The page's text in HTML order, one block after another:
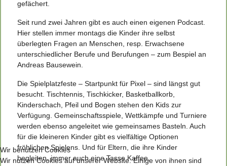
gefächert.
Seit rund zwei Jahren gibt es auch einen eigenen Podcast.
Hier stellen immer montags die Kinder ihre selbst
überlegten Fragen an Menschen, resp. Erwachsene
unterschiedlicher Berufe und Berufungen – zum Bespiel an
Andreas Bausewein.
Die Spielplatzfeste – Startpunkt für Pixel – sind längst gut
besucht. Tischtennis, Tischkicker, Basketballkorb,
Kinderschach, Pfeil und Bogen stehen den Kids zur
Verfügung. Gemeinschaftsspiele, Wettkämpfe und Turniere
werden ebenso angeleitet wie gemeinsames Basteln. Auch
für die kleineren Kinder gibt es vielfältige Optionen
fröhlichen Spielens. Und für Eltern, die ihre Kinder
begleiten, immer auch eine Tasse Kaffee.
Wir benutzen Cookies
Wir nutzen Cookies auf unserer Website. Einige von ihnen sind